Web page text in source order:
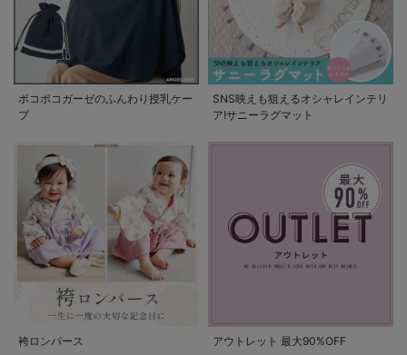
ポコポコガーゼのふんわり授乳ケー
プ
SNS映えも狙えるオシャレインテリ
ア!サニーラグマット
袴ロンパース アウトレット 最大90%OFF